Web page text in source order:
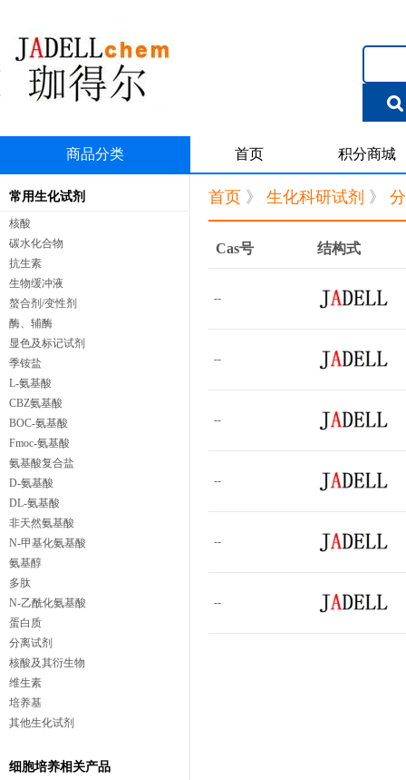
商品分类 首页 积分商城
常用生化试剂
核酸
碳水化合物
抗生素
生物缓冲液
螯合剂/变性剂
酶、辅酶
显色及标记试剂
季铵盐
L-氨基酸
CBZ氨基酸
BOC-氨基酸
Fmoc-氨基酸
氨基酸复合盐
D-氨基酸
DL-氨基酸
非天然氨基酸
N-甲基化氨基酸
氨基醇
多肽
N-乙酰化氨基酸
蛋白质
分离试剂
核酸及其衍生物
维生素
培养基
其他生化试剂
细胞培养相关产品
首页 》 生化科研试剂 》
Cas号 结构式
--
--
--
--
--
--